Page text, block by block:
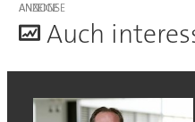
ANZEIGE
Auch